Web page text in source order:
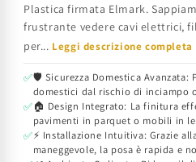
Plastica firmata Elmark.
frustrante vedere cavi elettrici,
per... Leggi descrizione
✅🛡️ Sicurezza Domestica Avanzata:
domestici dal rischio di inciampo
✅🏠 Design Integrato: La finitura
pavimenti in parquet o mobili in
✅⚡ Installazione Intuitiva: Grazie
maneggevole, la posa è rapida e